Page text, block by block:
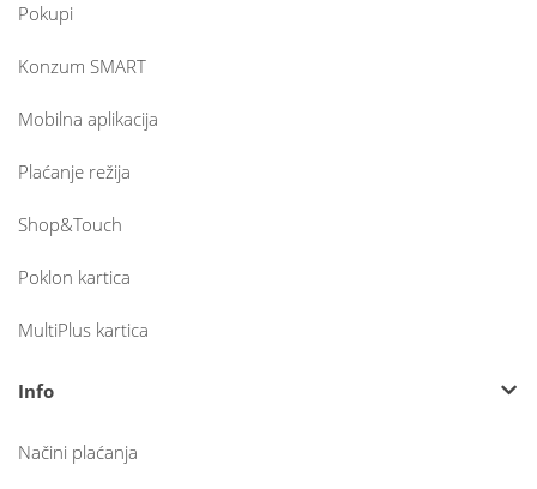
Pokupi
Konzum SMART
Mobilna aplikacija
Plaćanje režija
Shop&Touch
Poklon kartica
MultiPlus kartica
Info
Načini plaćanja